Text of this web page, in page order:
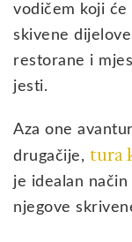
vodičem koji će
skivene
restorane i
jesti.
Aza one
drugačije, tura
je idealan
njegove